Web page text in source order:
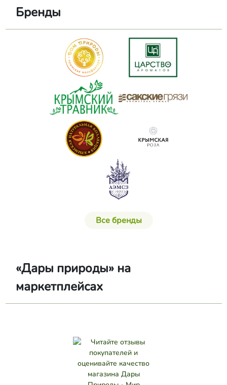
Бренды
Все бренды
«Дары природы» на
маркетплейсах